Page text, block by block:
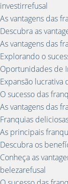
investirrefusal
As vantagens das
Descubra as
As vantagens das
Explorando o
Oportunidades de
Expansão
O sucesso das
As vantagens das
Franquias
As principais
Descubra os
Conheça as
belezarefusal